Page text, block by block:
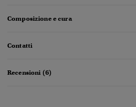
Composizione e cura
Contatti
Recensioni (6)